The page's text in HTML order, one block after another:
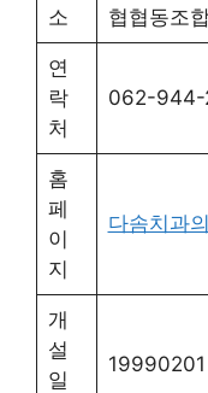
소
협협동조
연
락
처
062-944-
홈
페
이
지
다솜치과
개
설
일
19990201